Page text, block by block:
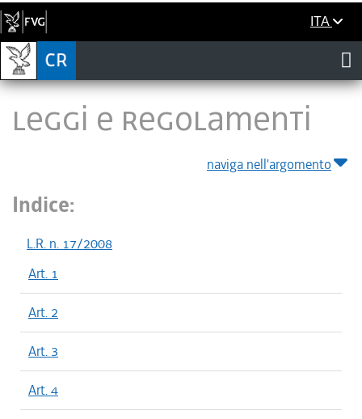
ITA
LEGGI E REGOLAMENTI
naviga nell'argomento
Indice:
L.R. n. 17/2008
Art. 1
Art. 2
Art. 3
Art. 4